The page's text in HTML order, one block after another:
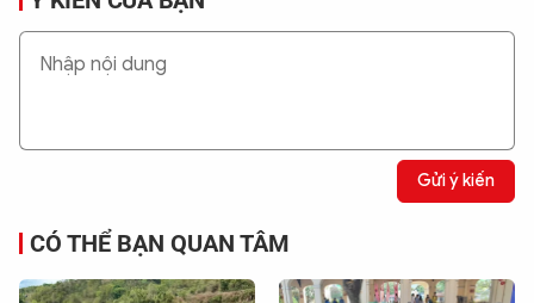
Gửi ý kiến
CÓ THỂ BẠN QUAN TÂM